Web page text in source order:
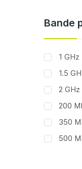
Bande
1 GHz
1.5
2 GHz
200
350
500